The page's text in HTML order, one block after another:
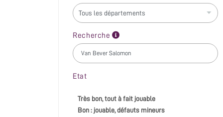
Recherche
Etat
Très bon, tout à fait jouable
Bon : jouable, défauts mineurs